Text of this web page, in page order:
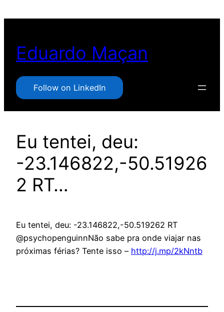
conteúdo
Eduardo Maçan
Follow on LinkedIn
Eu tentei, deu:
-23.146822,-50.51926
2 RT…
Eu tentei, deu: -23.146822,-50.519262 RT
@psychopenguinnNão sabe pra onde viajar nas
próximas férias? Tente isso – http://j.mp/2kNntb